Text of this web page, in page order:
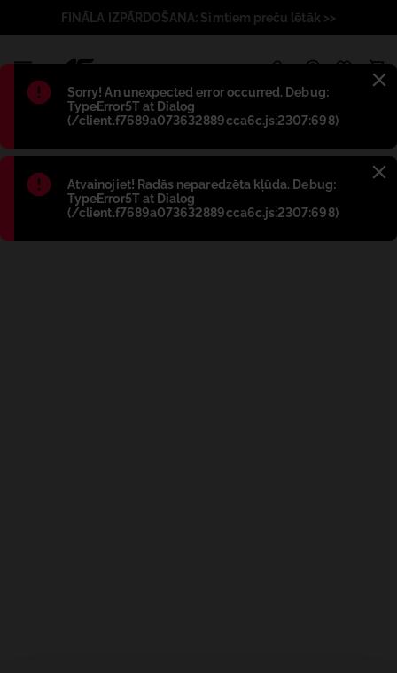
Błąd:
Sorry! An unexpected error occurred. Debug:
TypeError5T at Dialog
(/client.f7689a073632889cca6c.js:2307:698)
Błąd:
Atvainojiet! Radās neparedzēta kļūda. Debug:
TypeError5T at Dialog
(/client.f7689a073632889cca6c.js:2307:698)
FINĀLA IZPĀRDOŠANA: Simtiem preču lētāk >>